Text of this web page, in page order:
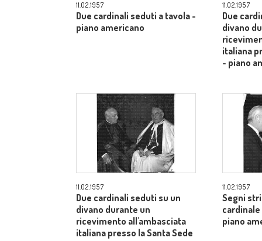
11.02.1957
Due cardinali seduti a tavola -
piano americano
11.02.1957
Due
divano
italiana
- piano
11.02.1957
Due cardinali seduti su un
divano durante un
ricevimento all'ambasciata
italiana presso la Santa Sede
11.02.1957
Segni
piano